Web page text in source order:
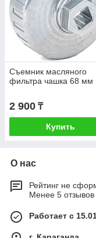
Съемник масляного
фильтра чашка 68 мм
2 900 ₸
Купить
О нас
Рейтинг не
Менее 5 отзывов
Работает с